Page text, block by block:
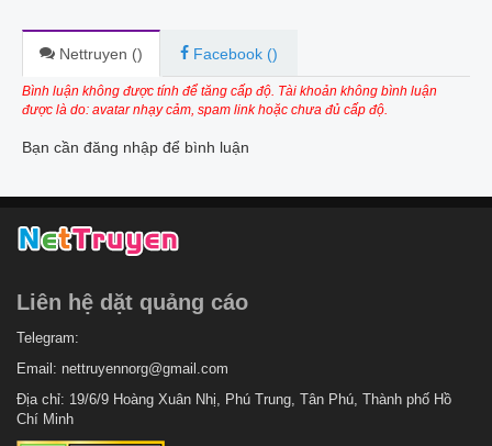
Nettruyen () Facebook ()
Bình luận không được tính để tăng cấp độ. Tài khoản không bình luận
được là do: avatar nhạy cảm, spam link hoặc chưa đủ cấp độ.
Bạn cần đăng nhập để bình luận
Liên hệ dặt quảng cáo
Telegram:
Email: nettruyennorg@gmail.com
Địa chỉ: 19/6/9 Hoàng Xuân Nhị, Phú Trung, Tân Phú, Thành phố Hồ
Chí Minh